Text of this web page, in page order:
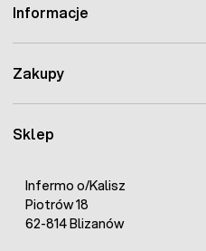
Sklep
Infermo o/Kalisz
Piotrów 18
62-814 Blizanów
Informacje
Zakupy